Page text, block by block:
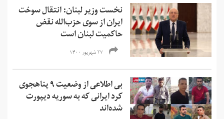
نخست وزیر لبنان: انتقال سوخت
ایران از سوی حزب‌الله نقض
حاکمیت لبنان است
۲۷ شهریور ۱۴۰۰
بی اطلاعی از وضعیت ۹ پناهجوی
کرد ایرانی که به سوریه دیپورت
شده‌اند